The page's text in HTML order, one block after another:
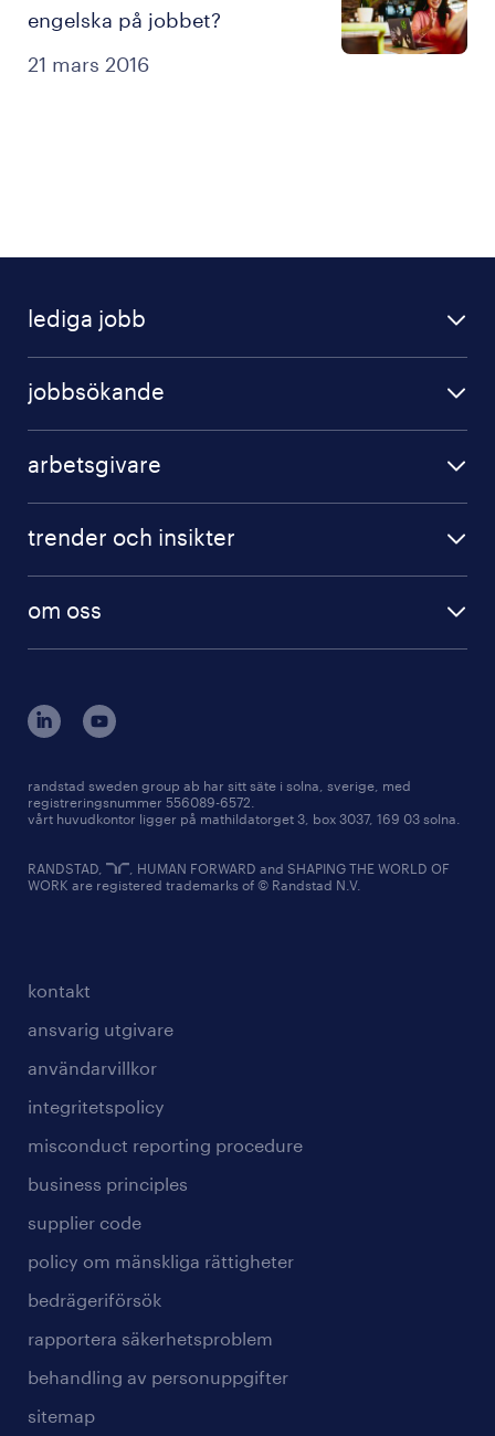
21 mars 2016
engelska på jobbet?
lediga jobb
skapa en profil
digital
jobbsökande
professional
arbetsgivare
våra tjänster
trender och insikter
om oss
randstad i sverige
vårt ansvar i samhället
jobba på randstad
kontakt
kontakt
ansvarig utgivare
användarvillkor
integritetspolicy
misconduct reporting procedure
business principles
supplier code
policy om mänskliga rättigheter
bedrägeriförsök
rapportera säkerhetsproblem
behandling av personuppgifter
sitemap
randstad sweden group ab har sitt säte i solna, sverige, med
registreringsnummer 556089-6572.
vårt huvudkontor ligger på mathildatorget 3, box 3037, 169 03 solna.
RANDSTAD,
, HUMAN FORWARD and SHAPING THE WORLD OF
WORK are registered trademarks of © Randstad N.V.